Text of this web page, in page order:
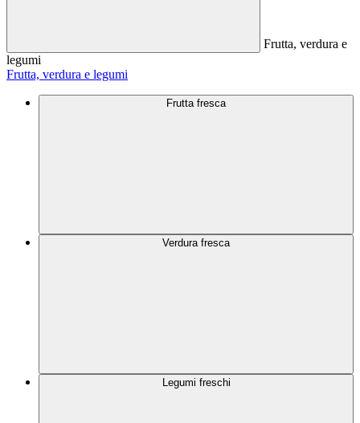
Frutta, verdura e
legumi
Frutta, verdura e legumi
Frutta fresca
Verdura fresca
Legumi freschi